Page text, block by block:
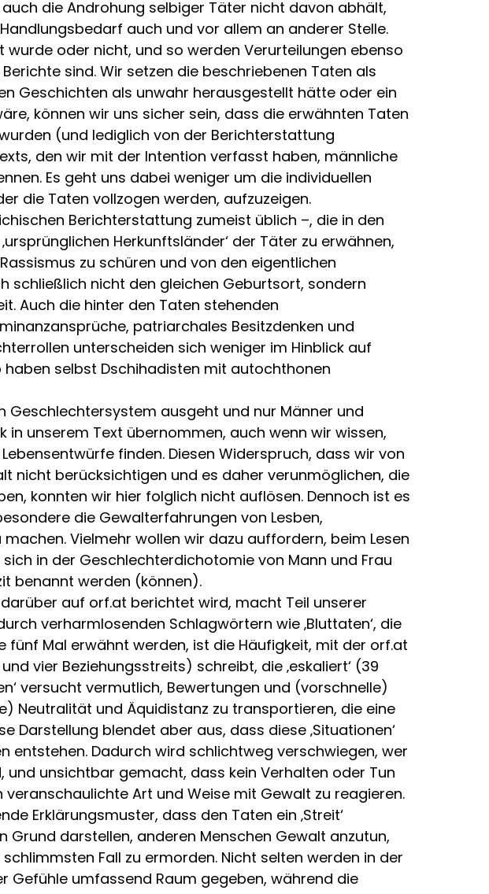
die Androhung selbiger Täter nicht davon abhält,
auch und vor allem an anderer Stelle.
oder nicht, und so werden Verurteilungen ebenso
sind. Wir setzen die beschriebenen Taten als
Geschichten als unwahr herausgestellt hätte oder ein
können wir uns sicher sein, dass die erwähnten Taten
(und lediglich von der Berichterstattung
den wir mit der Intention verfasst haben, männliche
Es geht uns dabei weniger um die individuellen
die Taten vollzogen werden, aufzuzeigen.
Berichterstattung zumeist üblich –, die in den
Herkunftsländer‘ der Täter zu erwähnen,
zu schüren und von den eigentlichen
schließlich nicht den gleichen Geburtsort, sondern
Auch die hinter den Taten stehenden
patriarchales Besitzdenken und
unterscheiden sich weniger im Hinblick auf
selbst Dschihadisten mit autochthonen
Geschlechtersystem ausgeht und nur Männer und
unserem Text übernommen, auch wenn wir wissen,
finden. Diesen Widerspruch, dass wir von
nicht berücksichtigen und es daher verunmöglichen, die
konnten wir hier folglich nicht auflösen. Dennoch ist es
die Gewalterfahrungen von Lesben,
Vielmehr wollen wir dazu auffordern, beim Lesen
in der Geschlechterdichotomie von Mann und Frau
benannt werden (können).
auf orf.at berichtet wird, macht Teil unserer
verharmlosenden Schlagwörtern wie ‚Bluttaten‘, die
fünf Mal erwähnt werden, ist die Häufigkeit, mit der orf.at
vier Beziehungsstreits) schreibt, die ‚eskaliert‘ (39
versucht vermutlich, Bewertungen und (vorschnelle)
Neutralität und Äquidistanz zu transportieren, die eine
Darstellung blendet aber aus, dass diese ‚Situationen‘
entstehen. Dadurch wird schlichtweg verschwiegen, wer
unsichtbar gemacht, dass kein Verhalten oder Tun
Art und Weise mit Gewalt zu reagieren.
Erklärungsmuster, dass den Taten ein ‚Streit‘
darstellen, anderen Menschen Gewalt anzutun,
Fall zu ermorden. Nicht selten werden in der
Gefühle umfassend Raum gegeben, während die